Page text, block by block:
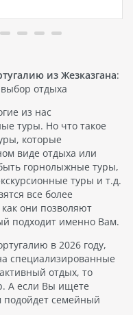
из Жезказгана:
выбор отдыха
из нас
туры. Но что такое
которые
виде отдыха или
горнолыжные туры,
туры и т.д.
все более
они позволяют
подходит именно Вам.
в 2026 году,
специализированные
отдых, то
А если Вы ищете
подойдет семейный